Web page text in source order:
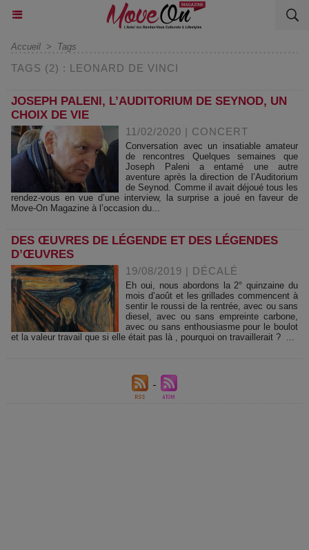
Accueil > Tags
TAGS (2) : LEONARD DE VINCI
JOSEPH PALENI, L’AUDITORIUM DE SEYNOD, UN
CHOIX DE VIE
11/02/2020 | CONCERT
Conversation avec un insatiable amateur
de rencontres Quelques semaines que
Joseph Paleni a entamé une autre
aventure après la direction de l’Auditorium
de Seynod. Comme il avait déjoué tous les
rendez-vous en vue d’une interview, la surprise a joué en faveur de
Move-On Magazine à l’occasion du...
DES ŒUVRES DE LÉGENDE ET DES LÉGENDES
D’ŒUVRES
19/08/2019 | DÉCALÉ
Eh oui, nous abordons la 2° quinzaine du
mois d’août et les grillades commencent à
sentir le roussi de la rentrée, avec ou sans
diesel, avec ou sans empreinte carbone,
avec ou sans enthousiasme pour le boulot
et la valeur travail que si elle était pas là , pourquoi on travaillerait ? ...